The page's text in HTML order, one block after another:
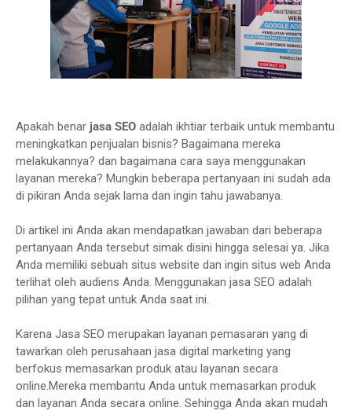
Apakah benar jasa SEO adalah ikhtiar terbaik untuk membantu
meningkatkan penjualan bisnis? Bagaimana mereka
melakukannya? dan bagaimana cara saya menggunakan
layanan mereka? Mungkin beberapa pertanyaan ini sudah ada
di pikiran Anda sejak lama dan ingin tahu jawabanya.
Di artikel ini Anda akan mendapatkan jawaban dari beberapa
pertanyaan Anda tersebut simak disini hingga selesai ya. Jika
Anda memiliki sebuah situs website dan ingin situs web Anda
terlihat oleh audiens Anda. Menggunakan jasa SEO adalah
pilihan yang tepat untuk Anda saat ini.
Karena Jasa SEO merupakan layanan pemasaran yang di
tawarkan oleh perusahaan jasa digital marketing yang
berfokus memasarkan produk atau layanan secara
online.Mereka membantu Anda untuk memasarkan produk
dan layanan Anda secara online. Sehingga Anda akan mudah